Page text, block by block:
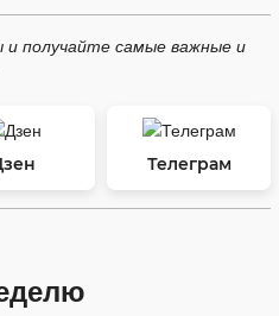
получайте самые важные и
Телеграм